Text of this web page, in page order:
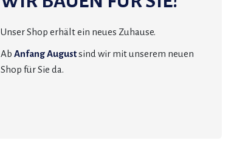
Unser Shop erhält ein neues Zuhause.
Ab Anfang Augustsind wir mit unserem neuen
Shop für Sie da.